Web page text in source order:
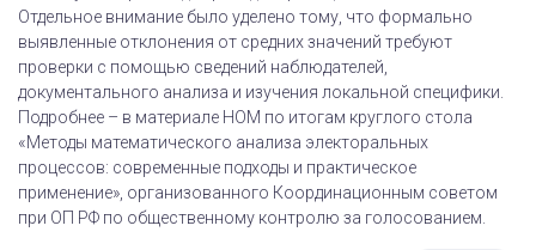
Отдельное внимание было уделено тому, что формально
выявленные отклонения от средних значений требуют
проверки с помощью сведений наблюдателей,
документального анализа и изучения локальной специфики.
Подробнее – в материале НОМ по итогам круглого стола
«Методы математического анализа электоральных
процессов: современные подходы и практическое
применение», организованного Координационным советом
при ОП РФ по общественному контролю за голосованием.